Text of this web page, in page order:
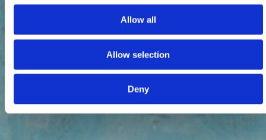
Allow all
Allow selection
Deny